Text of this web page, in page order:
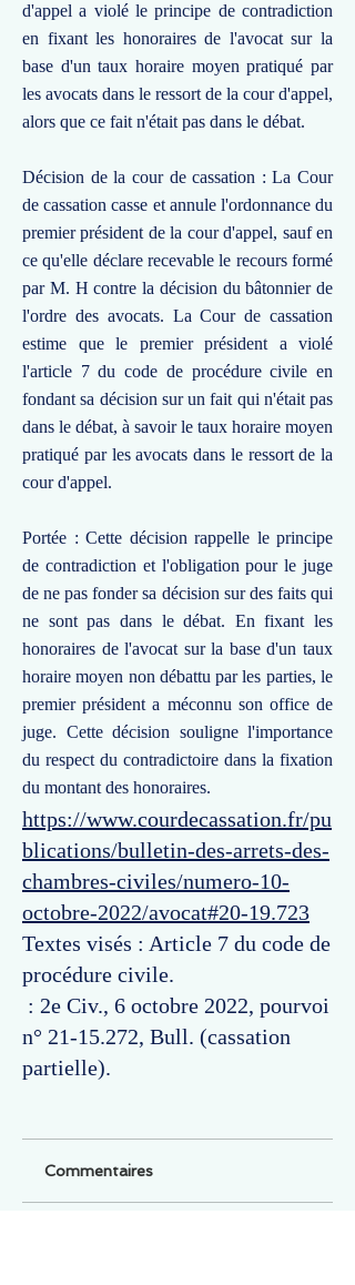
d'appel a violé le principe de contradiction
en fixant les honoraires de l'avocat sur la
base d'un taux horaire moyen pratiqué par
les avocats dans le ressort de la cour d'appel,
alors que ce fait n'était pas dans le débat.
Décision de la cour de cassation : La Cour
de cassation casse et annule l'ordonnance du
premier président de la cour d'appel, sauf en
ce qu'elle déclare recevable le recours formé
par M. H contre la décision du bâtonnier de
l'ordre des avocats. La Cour de cassation
estime que le premier président a violé
l'article 7 du code de procédure civile en
fondant sa décision sur un fait qui n'était pas
dans le débat, à savoir le taux horaire moyen
pratiqué par les avocats dans le ressort de la
cour d'appel.
Portée : Cette décision rappelle le principe
de contradiction et l'obligation pour le juge
de ne pas fonder sa décision sur des faits qui
ne sont pas dans le débat. En fixant les
honoraires de l'avocat sur la base d'un taux
horaire moyen non débattu par les parties, le
premier président a méconnu son office de
juge. Cette décision souligne l'importance
du respect du contradictoire dans la fixation
du montant des honoraires.
https://www.courdecassation.fr/pu
blications/bulletin-des-arrets-des-
chambres-civiles/numero-10-
octobre-2022/avocat#20-19.723
Textes visés : Article 7 du code de
procédure civile.
: 2e Civ., 6 octobre 2022, pourvoi
n° 21-15.272, Bull. (cassation
partielle).
Commentaires